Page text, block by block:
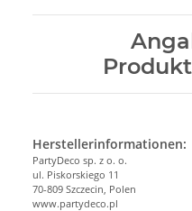
Herstellerinformationen:
PartyDeco sp. z o. o.
ul. Piskorskiego 11
70-809 Szczecin, Polen
www.partydeco.pl